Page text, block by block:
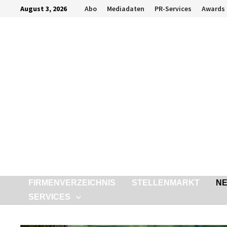
ZurückAugust 3, 2026 Abo Mediadaten PR-Services Awards
FIRMENVERZEICHNIS STELLENMARKT
SERVICES